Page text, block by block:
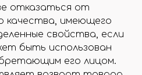
отказаться от
качества, имеющего
свойства, если
быть использован
его лицом.